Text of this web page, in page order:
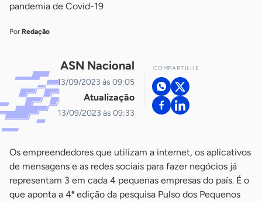
pandemia de Covid-19
Por Redação
ASN Nacional
13/09/2023 às 09:05
Atualização
13/09/2023 às 09:33
COMPARTILHE
Os empreendedores que utilizam a internet, os aplicativos
de mensagens e as redes sociais para fazer negócios já
representam 3 em cada 4 pequenas empresas do país. É o
que aponta a 4ª edição da pesquisa Pulso dos Pequenos